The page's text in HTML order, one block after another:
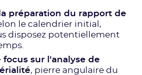
préparation du rapport de
le calendrier initial,
disposez potentiellement
focus sur l'analyse de
, pierre angulaire du